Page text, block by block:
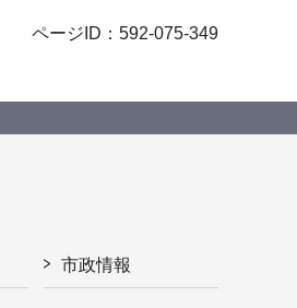
ページID：592-075-349
市政情報